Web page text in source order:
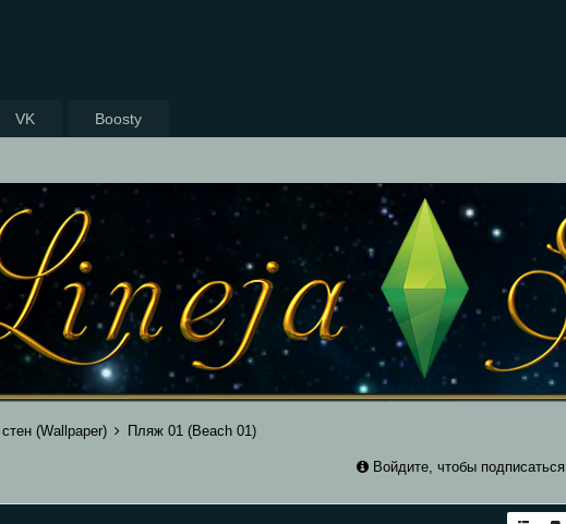
VK Boosty
(Wallpaper) Пляж 01 (Beach 01)
Войдите, чтобы подписаться